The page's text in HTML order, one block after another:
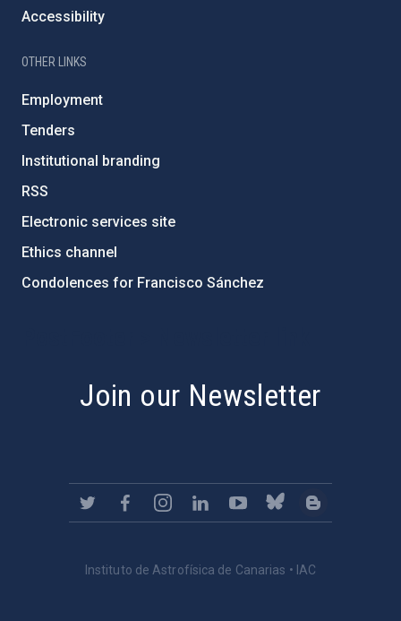
Accessibility
OTHER LINKS
Employment
Tenders
Institutional branding
RSS
Electronic services site
Ethics channel
Condolences for Francisco Sánchez
Join our Newsletter
Instituto de Astrofísica de Canarias • IAC